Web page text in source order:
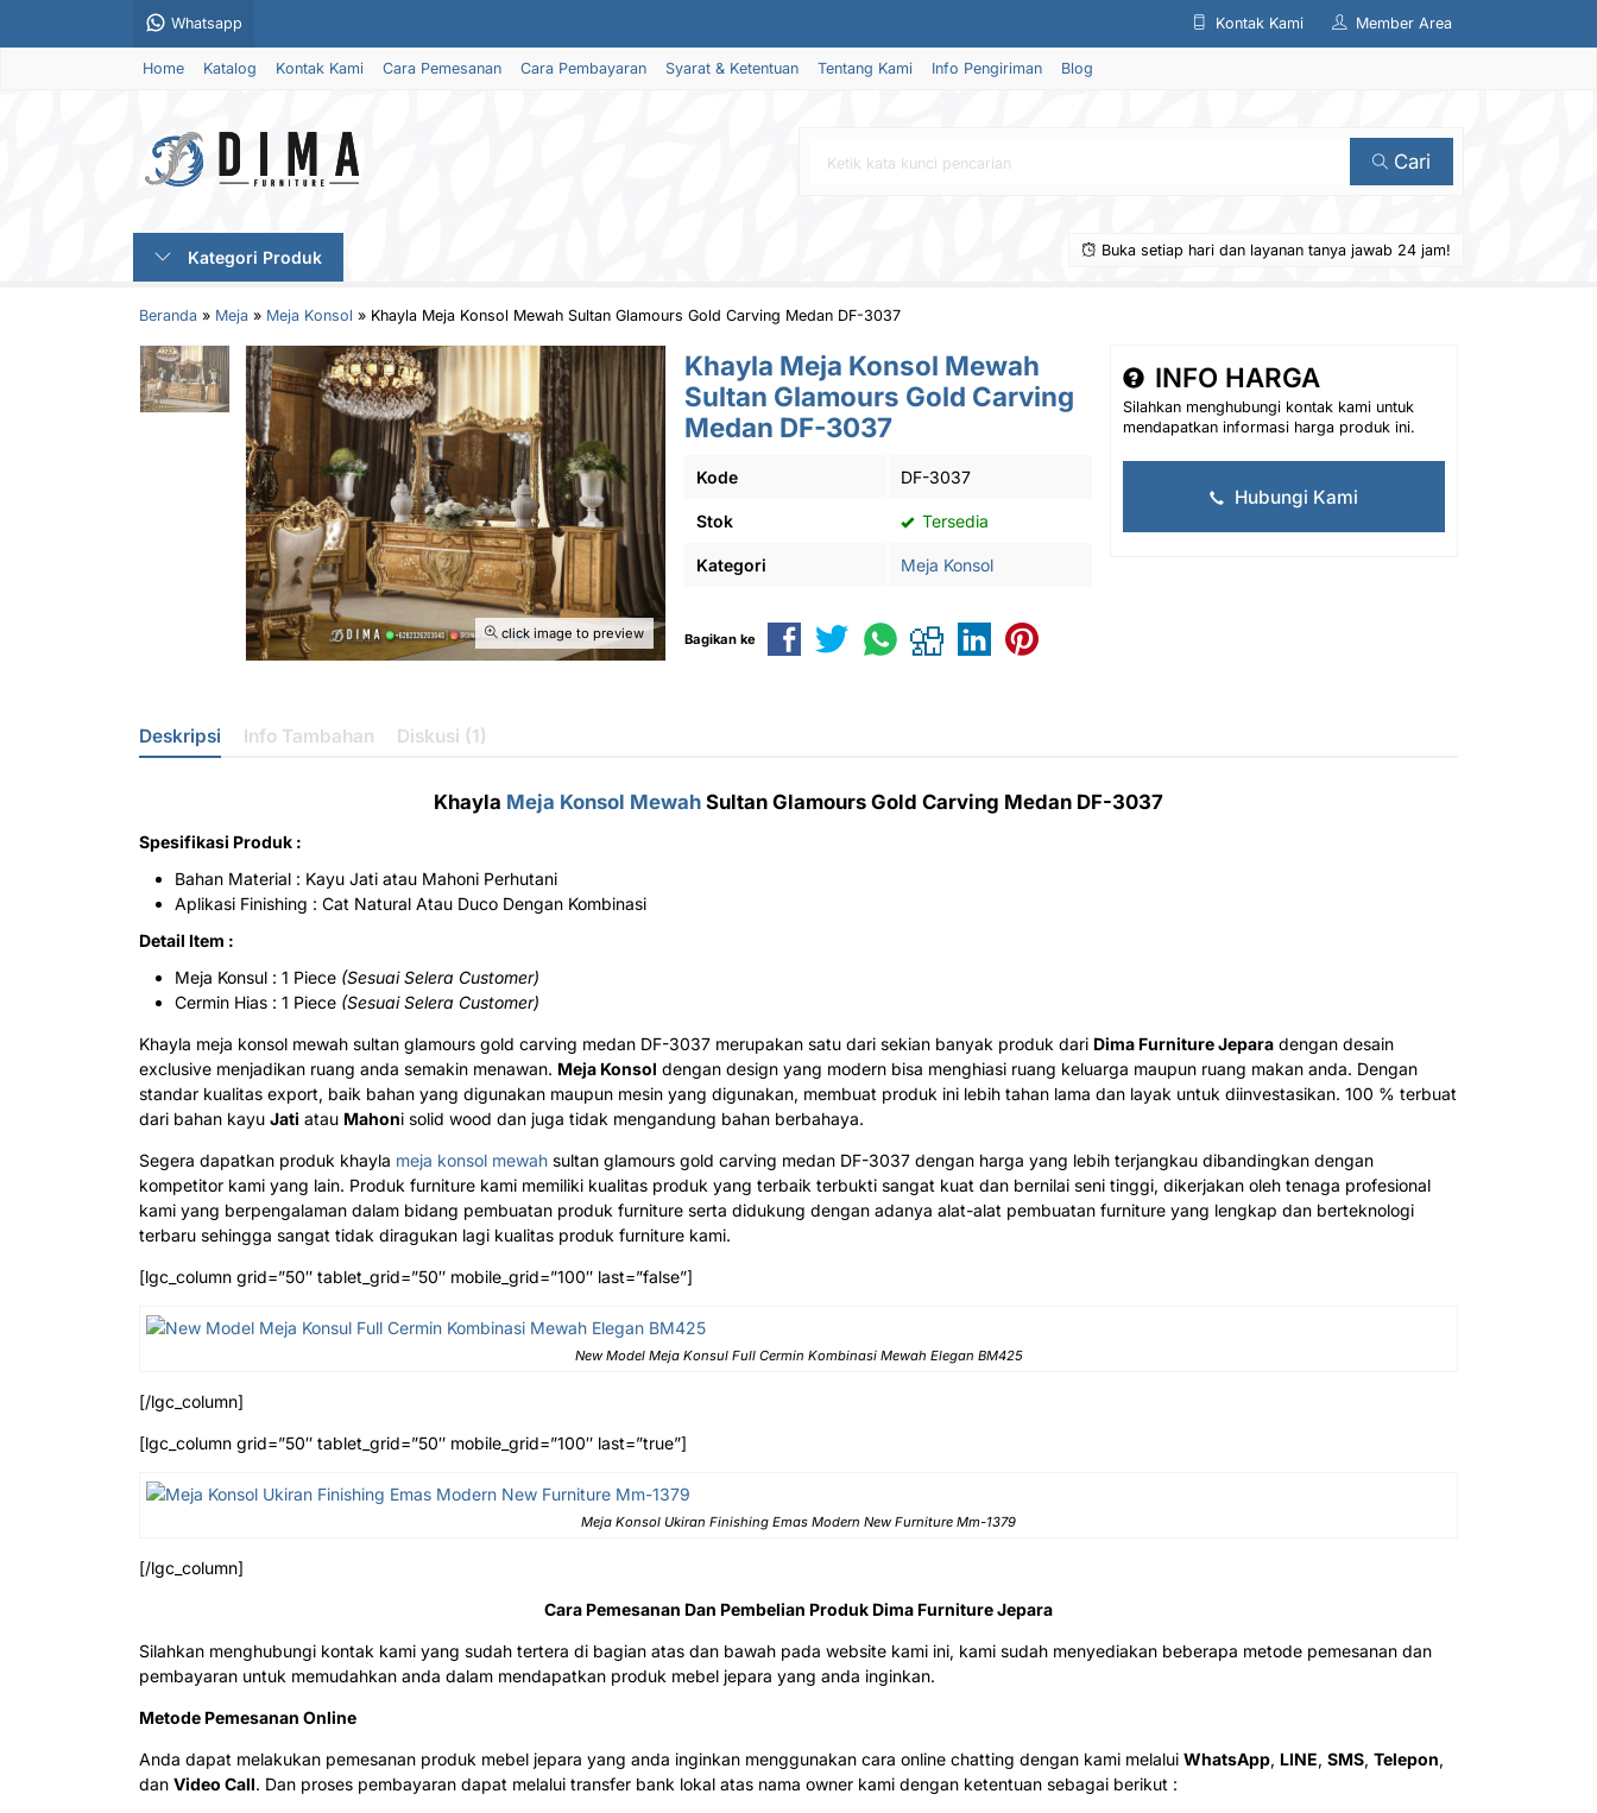
Whatsapp Kontak Kami Member Area
Home Katalog Kontak Kami Cara Pemesanan Cara Pembayaran Syarat & Ketentuan Tentang Kami Info Pengiriman Blog
Cari
Kategori Produk Buka setiap hari dan layanan tanya jawab 24 jam!
Beranda » Meja » Meja Konsol » Khayla Meja Konsol Mewah Sultan Glamours Gold Carving Medan DF-3037
click image to preview
Khayla Meja Konsol Mewah
Sultan Glamours Gold Carving
Medan DF-3037
Kode DF-3037
Stok Tersedia
Kategori Meja Konsol
INFO HARGA
Silahkan menghubungi kontak kami untuk
mendapatkan informasi harga produk ini.
Hubungi Kami
Bagikan ke
Deskripsi Info Tambahan Diskusi (1)
Khayla Meja Konsol Mewah Sultan Glamours Gold Carving Medan DF-3037
Spesifikasi Produk :
Bahan Material : Kayu Jati atau Mahoni Perhutani
Aplikasi Finishing : Cat Natural Atau Duco Dengan Kombinasi
Detail Item :
Meja Konsul : 1 Piece (Sesuai Selera Customer)
Cermin Hias : 1 Piece (Sesuai Selera Customer)
Khayla meja konsol mewah sultan glamours gold carving medan DF-3037 merupakan satu dari sekian banyak produk dari Dima Furniture Jepara dengan desain
exclusive menjadikan ruang anda semakin menawan. Meja Konsol dengan design yang modern bisa menghiasi ruang keluarga maupun ruang makan anda. Dengan
standar kualitas export, baik bahan yang digunakan maupun mesin yang digunakan, membuat produk ini lebih tahan lama dan layak untuk diinvestasikan. 100 % terbuat
dari bahan kayu Jati atau Mahoni solid wood dan juga tidak mengandung bahan berbahaya.
Segera dapatkan produk khayla meja konsol mewah sultan glamours gold carving medan DF-3037 dengan harga yang lebih terjangkau dibandingkan dengan
kompetitor kami yang lain. Produk furniture kami memiliki kualitas produk yang terbaik terbukti sangat kuat dan bernilai seni tinggi, dikerjakan oleh tenaga profesional
kami yang berpengalaman dalam bidang pembuatan produk furniture serta didukung dengan adanya alat-alat pembuatan furniture yang lengkap dan berteknologi
terbaru sehingga sangat tidak diragukan lagi kualitas produk furniture kami.
[lgc_column grid=”50″ tablet_grid=”50″ mobile_grid=”100″ last=”false”]
New Model Meja Konsul Full Cermin Kombinasi Mewah Elegan BM425
[/lgc_column]
[lgc_column grid=”50″ tablet_grid=”50″ mobile_grid=”100″ last=”true”]
Meja Konsol Ukiran Finishing Emas Modern New Furniture Mm-1379
[/lgc_column]
Cara Pemesanan Dan Pembelian Produk Dima Furniture Jepara
Silahkan menghubungi kontak kami yang sudah tertera di bagian atas dan bawah pada website kami ini, kami sudah menyediakan beberapa metode pemesanan dan
pembayaran untuk memudahkan anda dalam mendapatkan produk mebel jepara yang anda inginkan.
Metode Pemesanan Online
Anda dapat melakukan pemesanan produk mebel jepara yang anda inginkan menggunakan cara online chatting dengan kami melalui WhatsApp, LINE, SMS, Telepon,
dan Video Call. Dan proses pembayaran dapat melalui transfer bank lokal atas nama owner kami dengan ketentuan sebagai berikut :